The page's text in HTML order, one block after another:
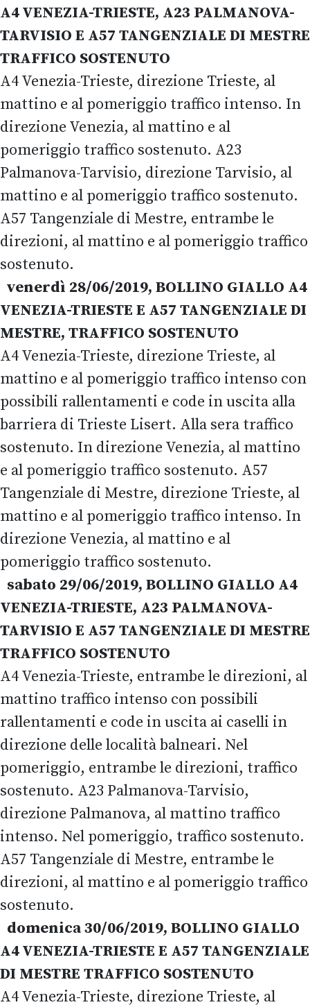
A4 VENEZIA-TRIESTE, A23 PALMANOVA-
TARVISIO E A57 TANGENZIALE DI MESTRE
TRAFFICO SOSTENUTO
A4 Venezia-Trieste, direzione Trieste, al
mattino e al pomeriggio traffico intenso. In
direzione Venezia, al mattino e al
pomeriggio traffico sostenuto. A23
Palmanova-Tarvisio, direzione Tarvisio, al
mattino e al pomeriggio traffico sostenuto.
A57 Tangenziale di Mestre, entrambe le
direzioni, al mattino e al pomeriggio traffico
sostenuto.
venerdì 28/06/2019, BOLLINO GIALLO A4
VENEZIA-TRIESTE E A57 TANGENZIALE DI
MESTRE, TRAFFICO SOSTENUTO
A4 Venezia-Trieste, direzione Trieste, al
mattino e al pomeriggio traffico intenso con
possibili rallentamenti e code in uscita alla
barriera di Trieste Lisert. Alla sera traffico
sostenuto. In direzione Venezia, al mattino
e al pomeriggio traffico sostenuto. A57
Tangenziale di Mestre, direzione Trieste, al
mattino e al pomeriggio traffico intenso. In
direzione Venezia, al mattino e al
pomeriggio traffico sostenuto.
sabato 29/06/2019, BOLLINO GIALLO A4
VENEZIA-TRIESTE, A23 PALMANOVA-
TARVISIO E A57 TANGENZIALE DI MESTRE
TRAFFICO SOSTENUTO
A4 Venezia-Trieste, entrambe le direzioni, al
mattino traffico intenso con possibili
rallentamenti e code in uscita ai caselli in
direzione delle località balneari. Nel
pomeriggio, entrambe le direzioni, traffico
sostenuto. A23 Palmanova-Tarvisio,
direzione Palmanova, al mattino traffico
intenso. Nel pomeriggio, traffico sostenuto.
A57 Tangenziale di Mestre, entrambe le
direzioni, al mattino e al pomeriggio traffico
sostenuto.
domenica 30/06/2019, BOLLINO GIALLO
A4 VENEZIA-TRIESTE E A57 TANGENZIALE
DI MESTRE TRAFFICO SOSTENUTO
A4 Venezia-Trieste, direzione Trieste, al